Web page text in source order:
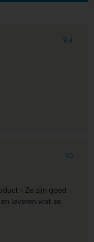
9.4
10
- Ze zijn goed
leveren wat ze